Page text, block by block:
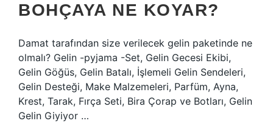
BOHÇAYA NE KOYAR?
Damat tarafından size verilecek gelin paketinde ne
olmalı? Gelin -pyjama -Set, Gelin Gecesi Ekibi,
Gelin Göğüs, Gelin Batalı, İşlemeli Gelin Sendeleri,
Gelin Desteği, Make Malzemeleri, Parfüm, Ayna,
Krest, Tarak, Fırça Seti, Bira Çorap ve Botları, Gelin
Gelin Giyiyor …